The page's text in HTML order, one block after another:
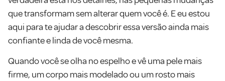
que transformam sem alterar quem você é. E eu estou
aqui para te ajudar a descobrir essa versão ainda mais
confiante e linda de você mesma.
Quando você se olha no espelho e vê uma pele mais
firme, um corpo mais modelado ou um rosto mais